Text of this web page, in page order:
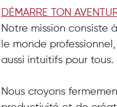
DÉMARRE TON
Notre mission consiste
le monde
aussi intuitifs pour tous.
Nous croyons